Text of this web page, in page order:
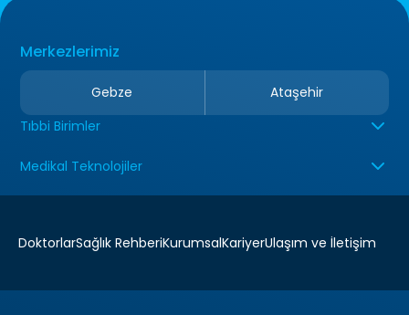
Merkezlerimiz
Gebze
Ataşehir
Tıbbi Birimler
Medikal Teknolojiler
DoktorlarSağlık RehberiKurumsalKariyerUlaşım ve İletişim